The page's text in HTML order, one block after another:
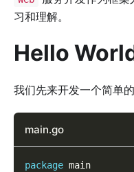
习和理解。
Hello
我们先来开发一个简单的
main.go
package main